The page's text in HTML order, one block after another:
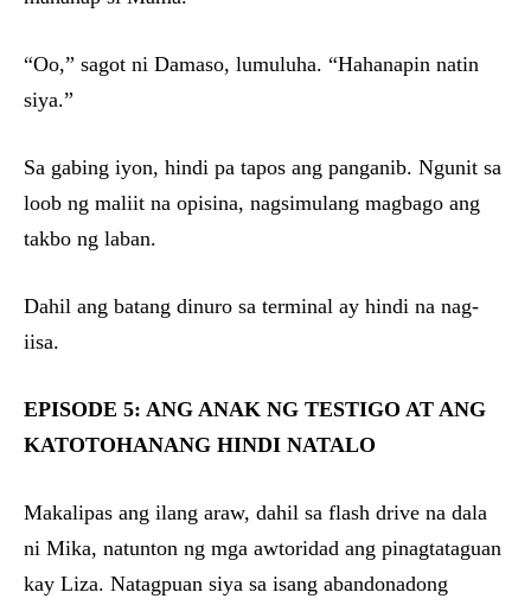
“Oo,” sagot ni Damaso, lumuluha. “Hahanapin natin
siya.”
Sa gabing iyon, hindi pa tapos ang panganib. Ngunit sa
loob ng maliit na opisina, nagsimulang magbago ang
takbo ng laban.
Dahil ang batang dinuro sa terminal ay hindi na nag-
iisa.
EPISODE 5: ANG ANAK NG TESTIGO AT ANG
KATOTOHANANG HINDI NATALO
Makalipas ang ilang araw, dahil sa flash drive na dala
ni Mika, natunton ng mga awtoridad ang pinagtataguan
kay Liza. Natagpuan siya sa isang abandonadong